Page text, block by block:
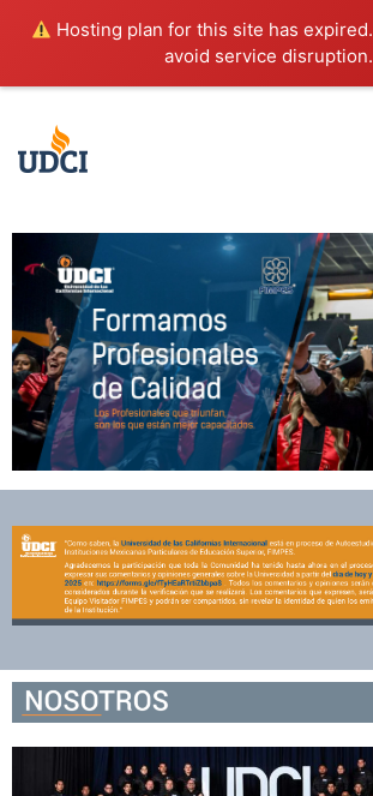
Hosting plan for this site has expired.
avoid service disruption.